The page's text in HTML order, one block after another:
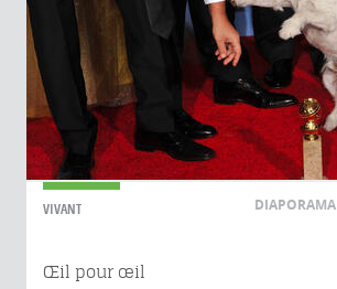
VIVANT DIAPORAMA
Œil pour œil